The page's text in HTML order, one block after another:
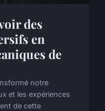
des
en
de
notre
et les expériences
de cette